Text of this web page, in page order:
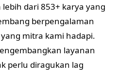
dari 853+ karya yang
berpengalaman
mitra kami hadapi.
layanan
perlu diragukan lag